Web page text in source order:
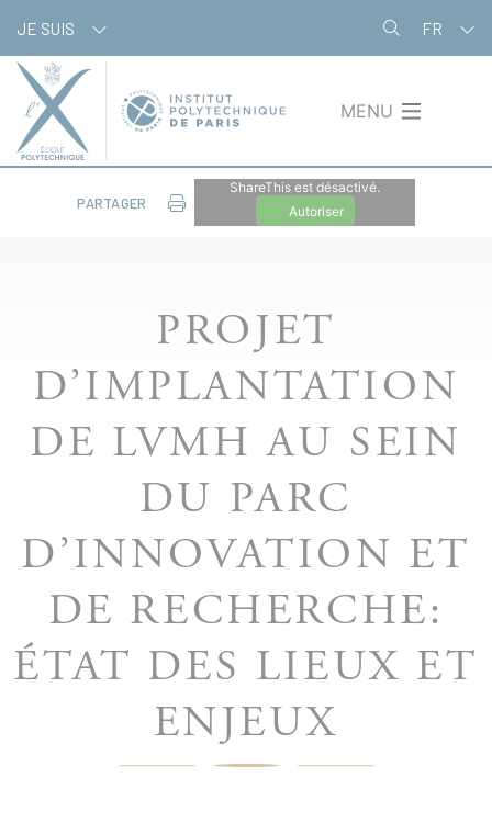
au
contenu
principal
JE SUIS FR
MENU
PARTAGER
ShareThis est désactivé.
Autoriser
PROJET
D’IMPLANTATION
DE LVMH AU SEIN
DU PARC
D’INNOVATION ET
DE RECHERCHE:
ÉTAT DES LIEUX ET
ENJEUX